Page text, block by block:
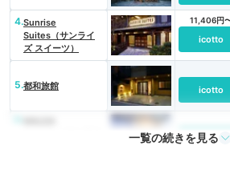
4.Sunrise
Suites（サンライ
ズ スイーツ）
11,406円
icotto
5.都和旅館 icotto
icotto
一覧の続きを見る